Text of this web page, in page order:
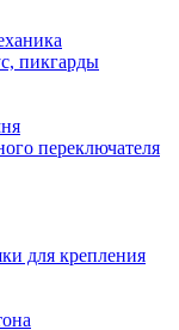
пикгарды
переключателя
для крепления